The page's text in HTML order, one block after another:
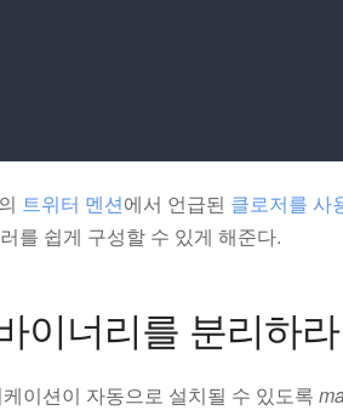
트위터 멘션에서 언급된 클로저를 사
를 쉽게 구성할 수 있게 해준다.
이너리를 분리하라
이션이 자동으로 설치될 수 있도록